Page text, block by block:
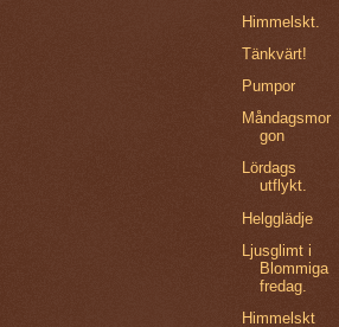
Himmelskt.
Tänkvärt!
Pumpor
Måndagsmor
gon
Lördags
utflykt.
Helgglädje
Ljusglimt i
Blommiga
fredag.
Himmelskt